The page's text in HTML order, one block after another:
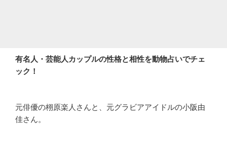
有名人・芸能人カップルの性格と相性を動物占いでチェ
ック！
元俳優の栩原楽人さんと、元グラビアアイドルの小阪由
佳さん。